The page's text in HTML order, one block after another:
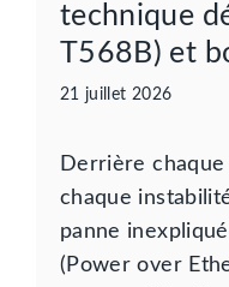
technique
T568B) et
21 juillet 2026
Derrière
chaque
panne
(Power over